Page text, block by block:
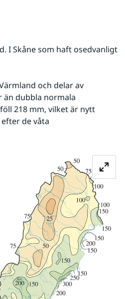
I Skåne som haft osedvanligt
än dubbla normala
218 mm, vilket är nytt
de våta